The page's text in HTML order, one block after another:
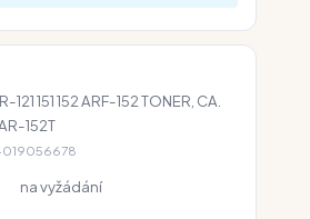
121 151 152 ARF-152 TONER, CA.
152T
na vyžádání